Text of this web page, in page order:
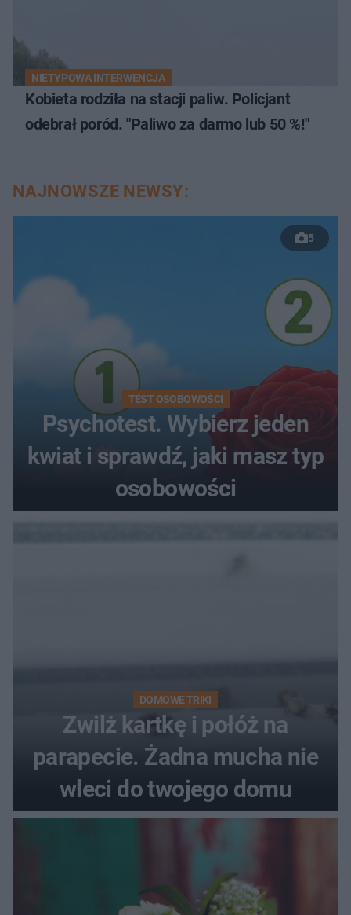
NIETYPOWA INTERWENCJA
Kobieta rodziła na stacji paliw. Policjant
odebrał poród. "Paliwo za darmo lub 50 %!"
NAJNOWSZE NEWSY:
5
TEST OSOBOWOŚCI
Psychotest. Wybierz jeden
kwiat i sprawdź, jaki masz typ
osobowości
DOMOWE TRIKI
Zwilż kartkę i połóż na
parapecie. Żadna mucha nie
wleci do twojego domu